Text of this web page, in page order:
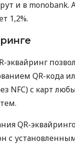
и в monobank.
1,2%.
эквайринг
QR-кода
NFC) с карт
QR-
с